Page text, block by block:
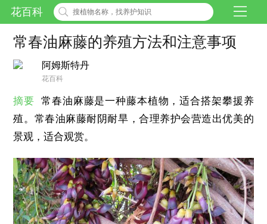
花百科
常春油麻藤的养殖方法和注意事项
阿姆斯特丹
花百科
摘要
常春油麻藤是一种藤本植物，适合搭架攀援养
殖。常春油麻藤耐阴耐旱，合理养护会营造出优美的
景观，适合观赏。